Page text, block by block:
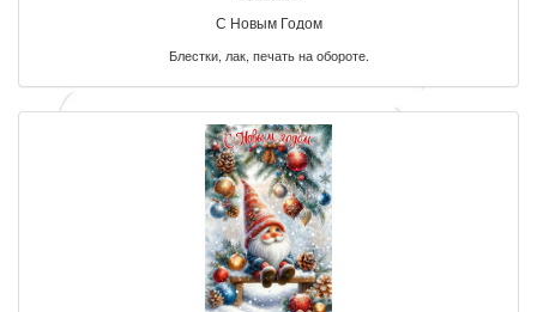
С Новым Годом
Блестки, лак, печать на обороте.